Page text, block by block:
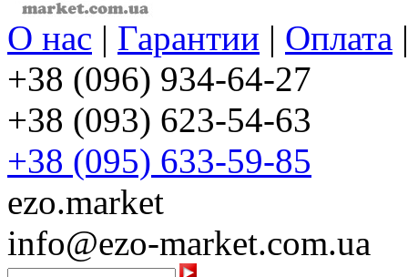
О нас | Гарантии | Оплата
+38 (096) 934-64-27
+38 (093) 623-54-63
+38 (095) 633-59-85
ezo.market
info@ezo-market.com.ua